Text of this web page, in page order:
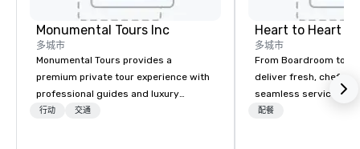
Monumental Tours Inc
多城市
Monumental Tours provides a
premium private tour experience with
professional guides and luxury
transportation in the Washington DC
行动 交通
Heart to Heart
多城市
From Boardroom to
deliver fresh, chef-
seamless service.
everything—menu
配餐